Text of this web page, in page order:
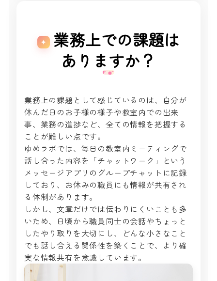
業務上での課題は
ありますか？
業務上の課題として感じているのは、自分が
休んだ日のお子様の様子や教室内での出来
事、業務の進捗など、全ての情報を把握する
ことが難しい点です。
ゆめラボでは、毎日の教室内ミーティングで
話し合った内容を「チャットワーク」という
メッセージアプリのグループチャットに記録
しており、お休みの職員にも情報が共有され
る体制があります。
しかし、文章だけでは伝わりにくいことも多
いため、日頃から職員同士の会話やちょっと
したやり取りを大切にし、どんな小さなこと
でも話し合える関係性を築くことで、より確
実な情報共有を意識しています。